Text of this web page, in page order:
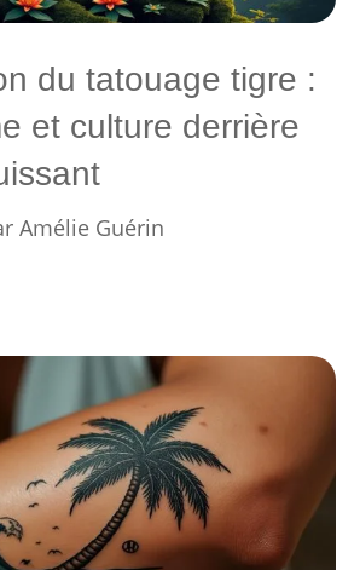
du tatouage tigre :
et culture derrière
Amélie Guérin